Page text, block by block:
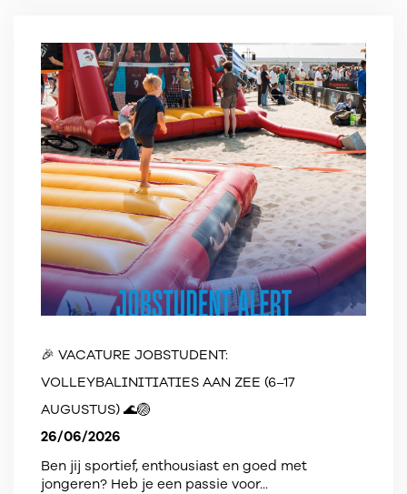
🎉 VACATURE JOBSTUDENT:
VOLLEYBALINITIATIES AAN ZEE (6–17
AUGUSTUS) 🌊🏐
26/06/2026
Ben jij sportief, enthousiast en goed met
jongeren? Heb je een passie voor...